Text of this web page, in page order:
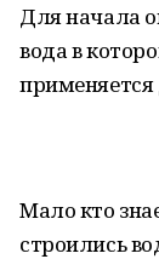
Для начала
вода в
применяется
Мало кто
строились